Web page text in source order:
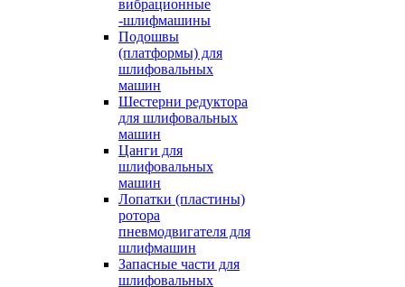
вибрационные
-шлифмашины
Подошвы
(платформы) для
шлифовальных
машин
Шестерни редуктора
для шлифовальных
машин
Цанги для
шлифовальных
машин
Лопатки (пластины)
ротора
пневмодвигателя для
шлифмашин
Запасные части для
шлифовальных